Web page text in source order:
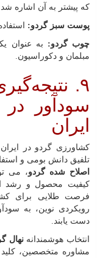
که پیشتر به آن اشاره شد.
پوست سبز گردو:
چوب گردو: به عنوان
مبلمان و دکوراسیون.
۹.
سودآور در
ایران
کشاورزی گردو در
تلفیق دانش بومی و
اصلاح‌ شده گردو، می‌
کیفیت محصول و رشد
فرصت طلایی برای
رویکردی نوین، به
دست یابند.
انتخاب هوشمندانهنهال
مشاوره متخصصین،